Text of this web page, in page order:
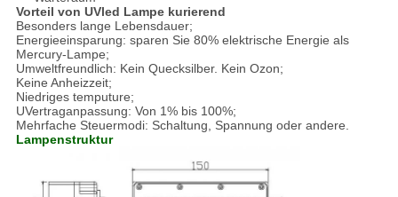
Vorteil von UVled Lampe kurierend
Besonders lange Lebensdauer;
Energieeinsparung: sparen Sie 80% elektrische Energie als
Mercury-Lampe;
Umweltfreundlich: Kein Quecksilber. Kein Ozon;
Keine Anheizzeit;
Niedriges temputure;
UVertraganpassung: Von 1% bis 100%;
Mehrfache Steuermodi: Schaltung, Spannung oder andere.
Lampenstruktur